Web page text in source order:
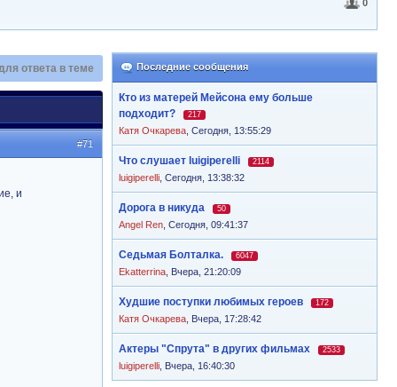
0
Последние сообщения
Кто из матерей Мейсона ему больше
подходит?
217
Катя Очкарева Сегодня, 13:55:29
Что слушает luigiperelli 2114
luigiperelli Сегодня, 13:38:32
Дорога в никуда 50
Angel Ren Сегодня, 09:41:37
Седьмая Болталка. 6047
Ekatterrina Вчера, 21:20:09
Худшие поступки любимых героев 172
Катя Очкарева Вчера, 17:28:42
Актеры "Спрута" в других фильмах 2533
luigiperelli Вчера, 16:40:30
ответа в теме
#71
и